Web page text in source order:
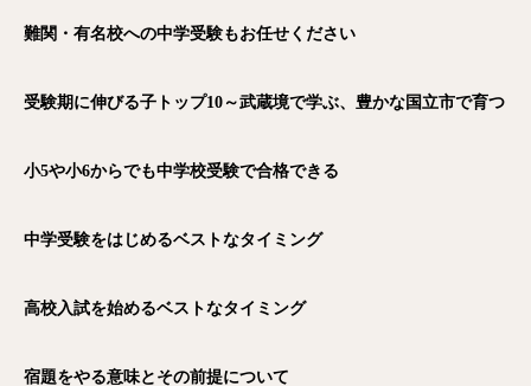
難関・有名校への中学受験もお任せください
受験期に伸びる子トップ10～武蔵境で学ぶ、豊かな国立市で育つ
小5や小6からでも中学校受験で合格できる
中学受験をはじめるベストなタイミング
高校入試を始めるベストなタイミング
宿題をやる意味とその前提について